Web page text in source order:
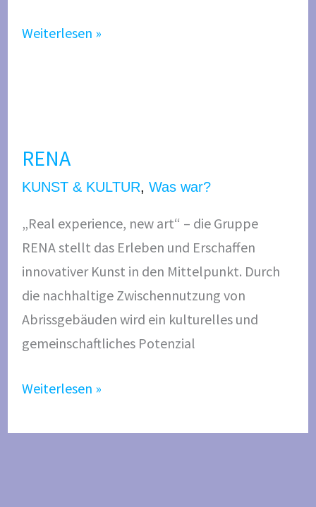
Weiterlesen »
RENA
KUNST & KULTUR, Was war?
„Real experience, new art“ – die Gruppe
RENA stellt das Erleben und Erschaffen
innovativer Kunst in den Mittelpunkt. Durch
die nachhaltige Zwischennutzung von
Abrissgebäuden wird ein kulturelles und
gemeinschaftliches Potenzial
N
A
Weiterlesen »